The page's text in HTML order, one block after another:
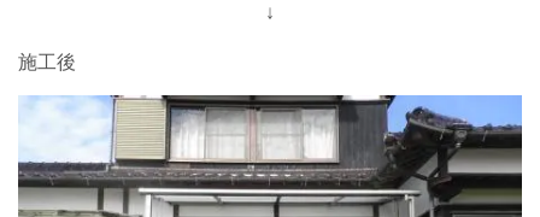
↓
施工後